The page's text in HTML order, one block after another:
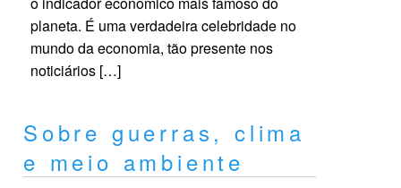
planeta. É uma verdadeira celebridade no
mundo da economia, tão presente nos
noticiários […]
Sobre guerras, clima
e meio ambiente